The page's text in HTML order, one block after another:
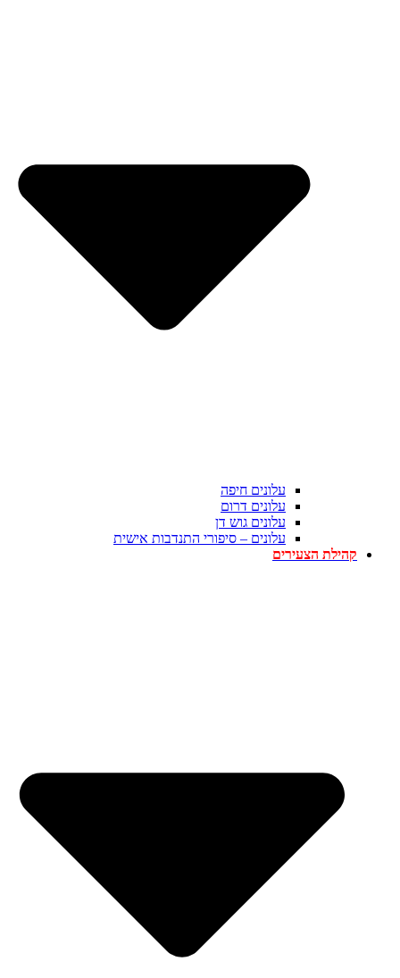
עלונים חיפה
עלונים דרום
עלונים גוש דן
עלונים – סיפורי התנדבות אישית
קהילת הצעירים